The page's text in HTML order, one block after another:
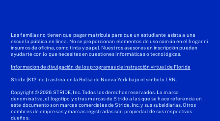
Las familias no tienen que pagar matrícula para que un estudiante asista a una
escuela pública en línea. No se proporcionan elementos de uso común en el hogar ni
insumos de oficina, como tinta y papel. Nuestros asesores en inscripción pueden
ayudarte con lo que necesites en cuestiones informáticas o tecnológicas.
Informacion de divulgación de los programas de instrucción virtual de Florida
Stride (K12 Inc.) rastrea en la Bolsa de Nueva York bajo el símbolo LRN.
Copyright © 2026 STRIDE, Inc. Todos los derechos reservados. La marca
denominativa, el logotipo y otras marcas de Stride a las que se hace referencia en
este documento son marcas comerciales de Stride, Inc. y sus subsidiarias. Otros
nombres de empresas y marcas registradas son propiedad de sus respectivos
dueños.